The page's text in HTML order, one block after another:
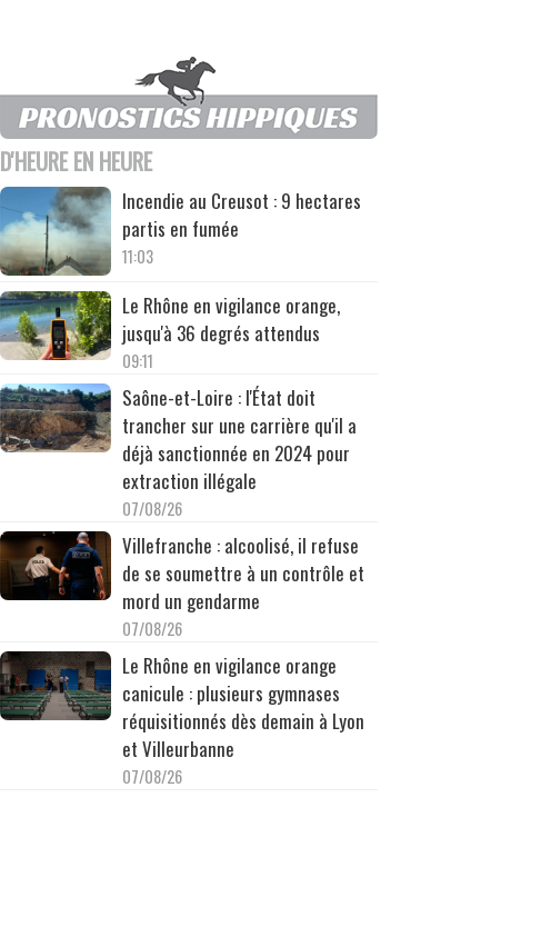
D'HEURE EN HEURE
Incendie au Creusot : 9 hectares
partis en fumée
11:03
Le Rhône en vigilance orange,
jusqu'à 36 degrés attendus
09:11
Saône-et-Loire : l'État doit
trancher sur une carrière qu'il a
déjà sanctionnée en 2024 pour
extraction illégale
07/08/26
Villefranche : alcoolisé, il refuse
de se soumettre à un contrôle et
mord un gendarme
07/08/26
Le Rhône en vigilance orange
canicule : plusieurs gymnases
réquisitionnés dès demain à Lyon
et Villeurbanne
07/08/26